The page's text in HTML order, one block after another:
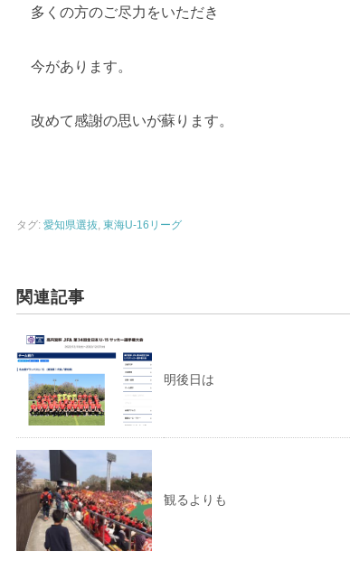
多くの方のご尽力をいただき
今があります。
改めて感謝の思いが蘇ります。
タグ: 愛知県選抜 東海U-16リーグ
関連記事
明後日は
観るよりも